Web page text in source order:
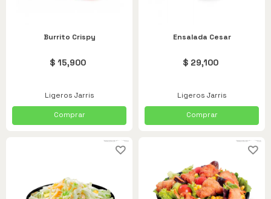
Burrito Crispy
$ 15,900
Ligeros Jarris
Comprar
Ensalada Cesar
$ 29,100
Ligeros Jarris
Comprar
Acompañantes
Apanados
Bebidas